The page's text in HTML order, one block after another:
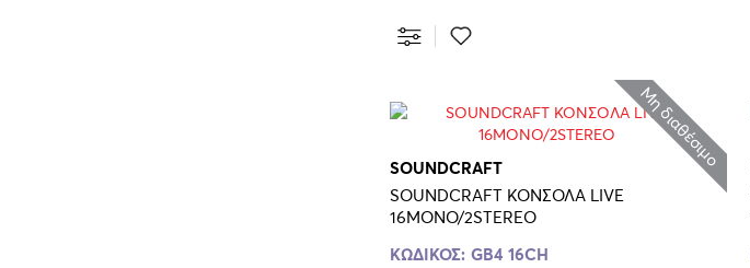
Μη διαθέσιμο
SOUNDCRAFT
SOUNDCRAFT ΚΟΝΣΟΛΑ LIVE
16MONO/2STEREO
ΚΩΔΙΚΟΣ: GB4 16CH